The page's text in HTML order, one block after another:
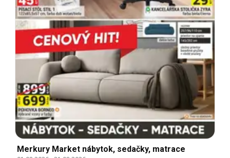
Merkury Market nábytok, sedačky, matrace